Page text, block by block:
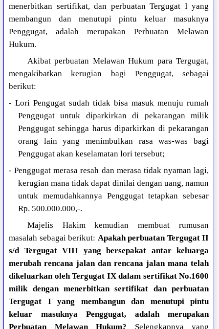
menerbitkan sertifikat, dan perbuatan Tergugat I yang
membangun dan menutupi pintu keluar masuknya
Penggugat, adalah merupakan Perbuatan Melawan
Hukum.
Akibat perbuatan Melawan Hukum para Tergugat,
mengakibatkan kerugian bagi Penggugat, sebagai
berikut:
- Lori Pengugat sudah tidak bisa masuk menuju rumah
Penggugat untuk diparkirkan di pekarangan milik
Penggugat sehingga harus diparkirkan di pekarangan
orang lain yang menimbulkan rasa was-was bagi
Penggugat akan keselamatan lori tersebut;
- Penggugat merasa resah dan merasa tidak nyaman lagi,
kerugian mana tidak dapat dinilai dengan uang, namun
untuk memudahkannya Penggugat tetapkan sebesar
Rp. 500.000.000,-.
Majelis Hakim kemudian membuat rumusan
masalah sebagai berikut: Apakah perbuatan Tergugat II
s/d Tergugat VIII yang bersepakat antar keluarga
merubah rencana jalan dan rencana jalan mana telah
dikeluarkan oleh Tergugat IX dalam sertifikat No.1600
milik dengan menerbitkan sertifikat dan perbuatan
Tergugat I yang membangun dan menutupi pintu
keluar masuknya Penggugat, adalah merupakan
Perbuatan Melawan Hukum? Selengkapnya yang